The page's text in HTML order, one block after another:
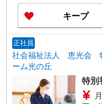
給 ※
キープ
正社員
社会福祉法人 恵光会
ーム光の丘
特別